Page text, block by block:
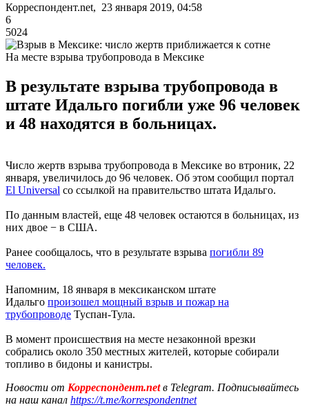
Корреспондент.net, 23 января 2019, 04:58
6
5024
На месте взрыва трубопровода в Мексике
В результате взрыва трубопровода в
штате Идальго погибли уже 96 человек
и 48 находятся в больницах.
Число жертв взрыва трубопровода в Мексике во втроник, 22
января, увеличилось до 96 человек. Об этом сообщил портал
El Universal со ссылкой на правительство штата Идальго.
По данным властей, еще 48 человек остаются в больницах, из
них двое − в США.
Ранее сообщалось, что в результате взрыва погибли 89
человек.
Напомним, 18 января в мексиканском штате
Идальго произошел мощный взрыв и пожар на
трубопроводе Туспан-Тула.
В момент происшествия на месте незаконной врезки
собрались около 350 местных жителей, которые собирали
топливо в бидоны и канистры.
Новости от Корреспондент.netв Telegram. Подписывайтесь
на наш канал https://t.me/korrespondentnet